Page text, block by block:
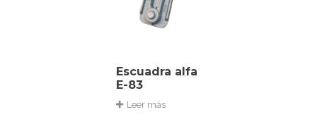
Escuadra alfa
E-83
Leer más